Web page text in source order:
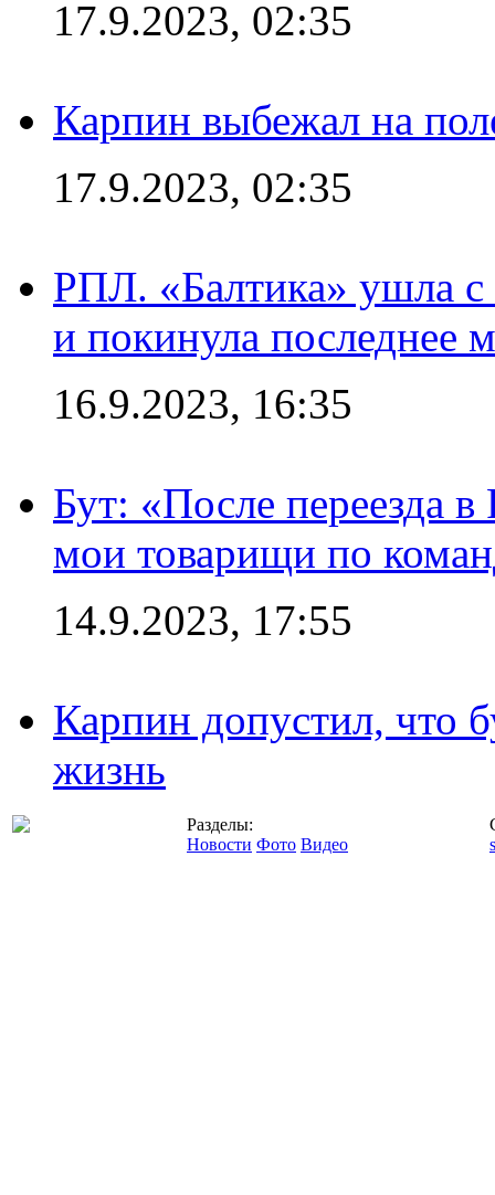
17.9.2023, 02:35
Карпин выбежал на
17.9.2023, 02:35
РПЛ. «Балтика» ушла с
и покинула последнее
16.9.2023, 16:35
Бут: «После переезда
мои товарищи по
14.9.2023, 17:55
Карпин допустил, что
жизнь
Разделы:
Новости Фото Видео